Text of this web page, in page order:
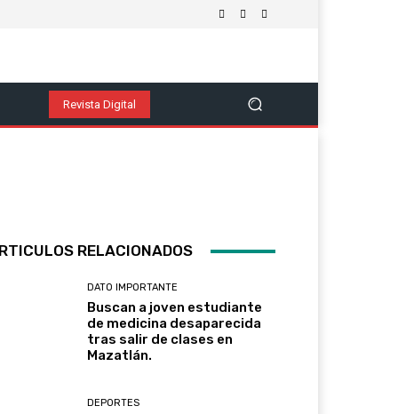
Política Salud Y Bienestar
Revista Digital
RELACIONADOS
DATO IMPORTANTE
Buscan a joven estudiante
de medicina desaparecida
tras salir de clases en
Mazatlán.
DEPORTES